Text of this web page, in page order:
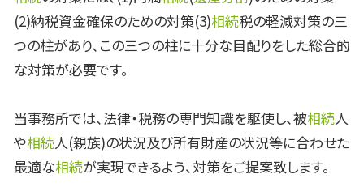
(2)納税資金確保のための対策(3)相続税の軽減対策の三
つの柱があり、この三つの柱に十分な目配りをした総合的
な対策が必要です。
当事務所では、法律・税務の専門知識を駆使し、被相続人
や相続人(親族)の状況及び所有財産の状況等に合わせた
最適な相続が実現できるよう、対策をご提案致します。